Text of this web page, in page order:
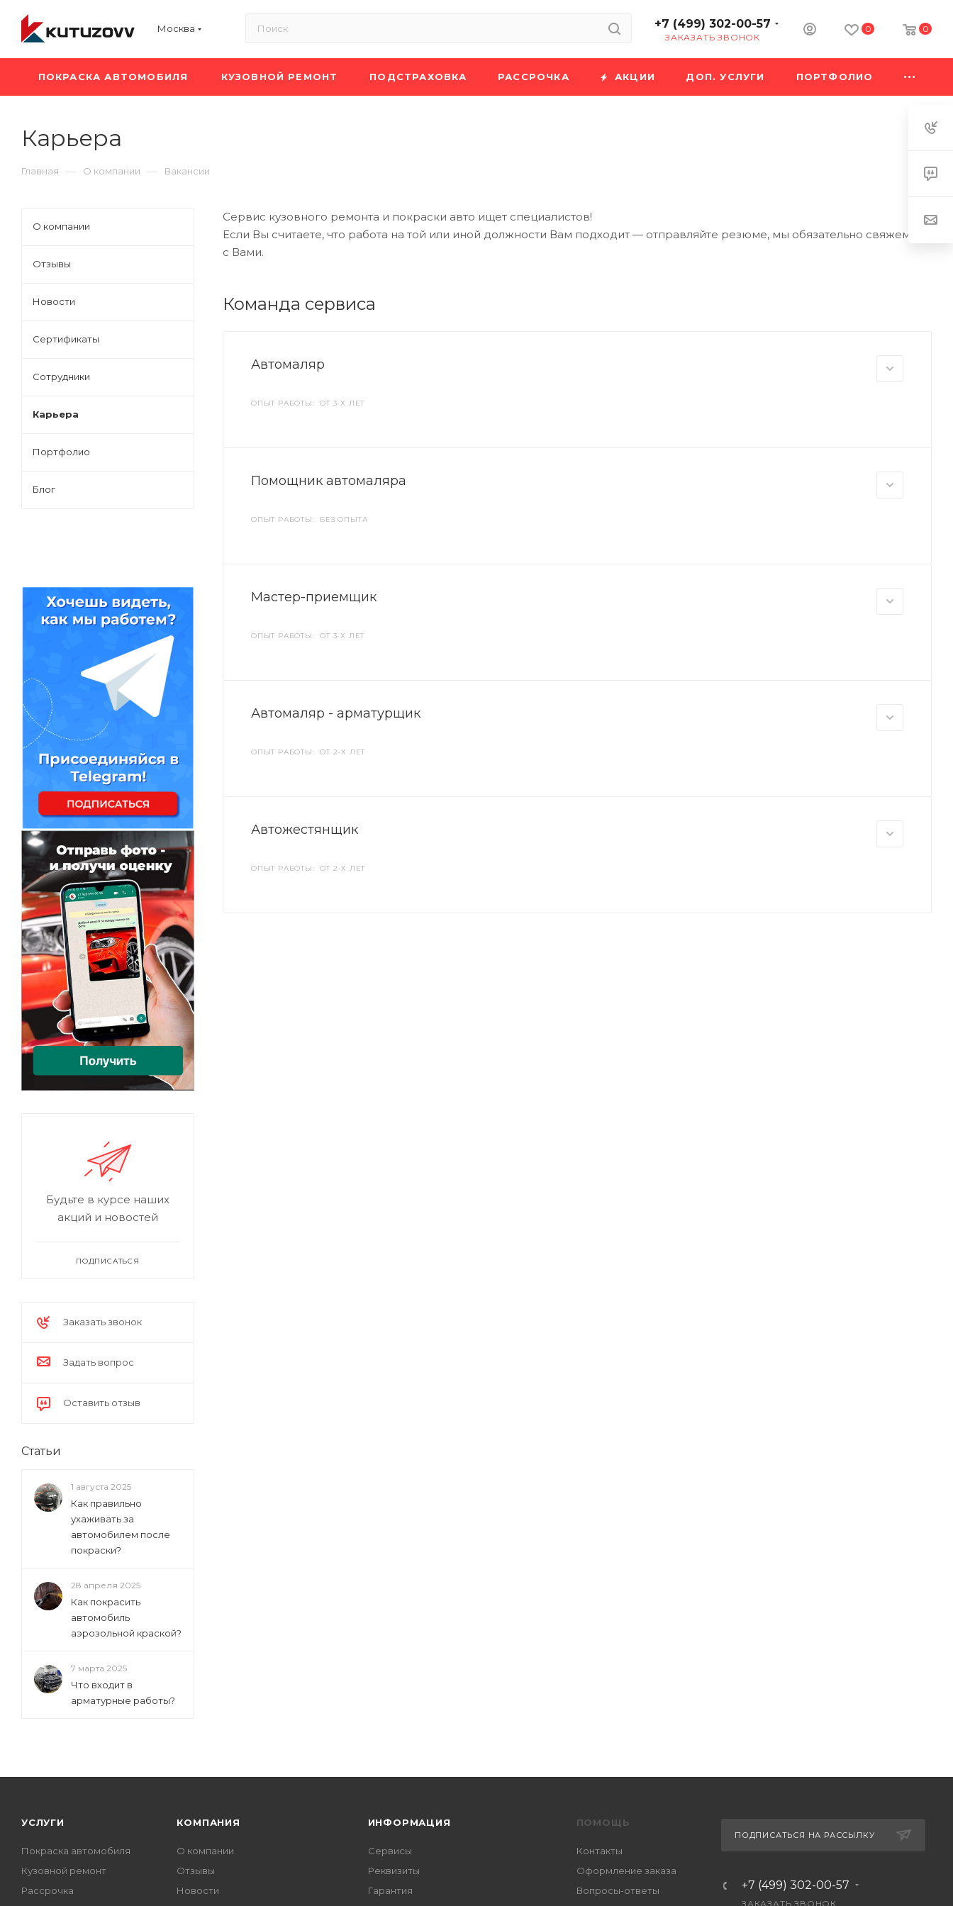
Москва +7 (499) 302-00-57
ЗАКАЗАТЬ ЗВОНОК
0 0
ПОКРАСКА АВТОМОБИЛЯ КУЗОВНОЙ РЕМОНТ ПОДСТРАХОВКА РАССРОЧКА АКЦИИ ДОП. УСЛУГИ ПОРТФОЛИО
Карьера
Главная — О компании — Вакансии
Сервис кузовного ремонта и покраски авто ищет специалистов!
Если Вы считаете, что работа на той или иной должности Вам подходит — отправляйте резюме, мы обязательно свяжемся
с Вами.
Команда сервиса
Автомаляр
ОПЫТ РАБОТЫ: ОТ 3-Х ЛЕТ
Помощник автомаляра
ОПЫТ РАБОТЫ: БЕЗ ОПЫТА
Мастер-приемщик
ОПЫТ РАБОТЫ: ОТ 3-Х ЛЕТ
Автомаляр - арматурщик
ОПЫТ РАБОТЫ: ОТ 2-Х ЛЕТ
Автожестянщик
ОПЫТ РАБОТЫ: ОТ 2-Х ЛЕТ
О компании
Отзывы
Новости
Сертификаты
Сотрудники
Карьера
Портфолио
Блог
Будьте в курсе наших
акций и новостей
ПОДПИСАТЬСЯ
Заказать звонок
Задать вопрос
Оставить отзыв
Статьи
1 августа 2025
Как правильно
ухаживать за
автомобилем после
покраски?
28 апреля 2025
Как покрасить
автомобиль
аэрозольной краской?
7 марта 2025
Что входит в
арматурные работы?
УСЛУГИ
Покраска автомобиля
Кузовной ремонт
Рассрочка
КОМПАНИЯ
О компании
Отзывы
Новости
ИНФОРМАЦИЯ
Сервисы
Реквизиты
Гарантия
ПОМОЩЬ
Контакты
Оформление заказа
Вопросы-ответы
ПОДПИСАТЬСЯ НА РАССЫЛКУ
+7 (499) 302-00-57
ЗАКАЗАТЬ ЗВОНОК